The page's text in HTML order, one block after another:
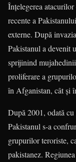
Înțelegerea
recente a
externe. După
Pakistanul a devenit
sprijinind
proliferare a
în Afganistan, cât și
După 2001, odată
Pakistanul s-a
grupurilor teroriste,
pakistanez.